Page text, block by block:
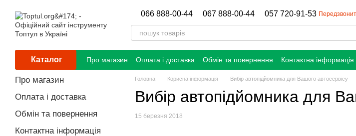
066 888-00-44 067 888-00-44 057 720-91-53
Каталог Про магазин Оплата і доставка Обмін та повернення Контактна інформація
Головна Корисна інформація Вибір автопідйомника для Вашого автосервісу
Вибір автопідйомника для
15 березня 2018
Про магазин
Оплата і доставка
Обмін та повернення
Контактна інформація